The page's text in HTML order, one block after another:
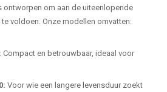
ontworpen om aan de uiteenlopende
voldoen. Onze modellen omvatten:
Compact en betrouwbaar, ideaal voor
Voor wie een langere levensduur zoekt